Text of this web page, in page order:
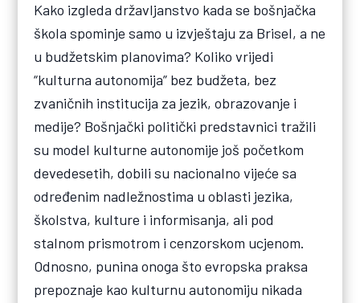
Kako izgleda državljanstvo kada se bošnjačka
škola spominje samo u izvještaju za Brisel, a ne
u budžetskim planovima? Koliko vrijedi
“kulturna autonomija” bez budžeta, bez
zvaničnih institucija za jezik, obrazovanje i
medije? Bošnjački politički predstavnici tražili
su model kulturne autonomije još početkom
devedesetih, dobili su nacionalno vijeće sa
određenim nadležnostima u oblasti jezika,
školstva, kulture i informisanja, ali pod
stalnom prismotrom i cenzorskom ucjenom.
Odnosno, punina onoga što evropska praksa
prepoznaje kao kulturnu autonomiju nikada